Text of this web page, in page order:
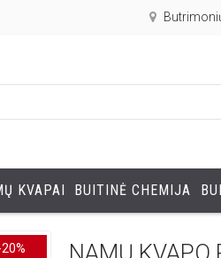
KVAPAI BUITINĖ CHEMIJA
NAMŲ KVAPO